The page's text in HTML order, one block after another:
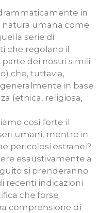
in
natura umana come
serie di
che regolano il
dei nostri simili
che, tuttavia,
in base
(etnica, religiosa,
così forte il
umani, mentre in
pericolosi estranei?
esaustivamente a
si prenderanno
recenti indicazioni
che forse
comprensione di